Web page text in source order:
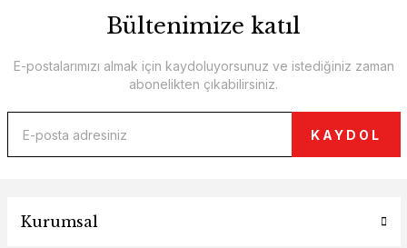
Bültenimize katıl
E-postalarımızı almak için kaydoluyorsunuz ve istediğiniz zaman
abonelikten çıkabilirsiniz.
KAYDOL
Kurumsal